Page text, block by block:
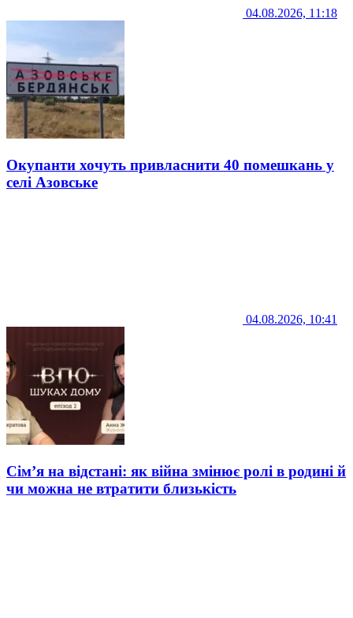
04.08.2026, 11:18
Окупанти хочуть привласнити 40 помешкань у
селі Азовське
04.08.2026, 10:41
Сім’я на відстані: як війна змінює ролі в родині й
чи можна не втратити близькість